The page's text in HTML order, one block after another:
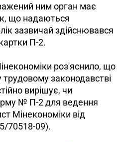
ним орган має
що надаються
зазвичай здійснювався
П-2.
роз'яснило, що
трудовому законодавстві
вирішує, чи
№ П-2 для ведення
Мінекономіки від
70518-09).